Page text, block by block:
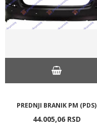
PREDNJI BRANIK PM (PDS)
44.005,06 RSD